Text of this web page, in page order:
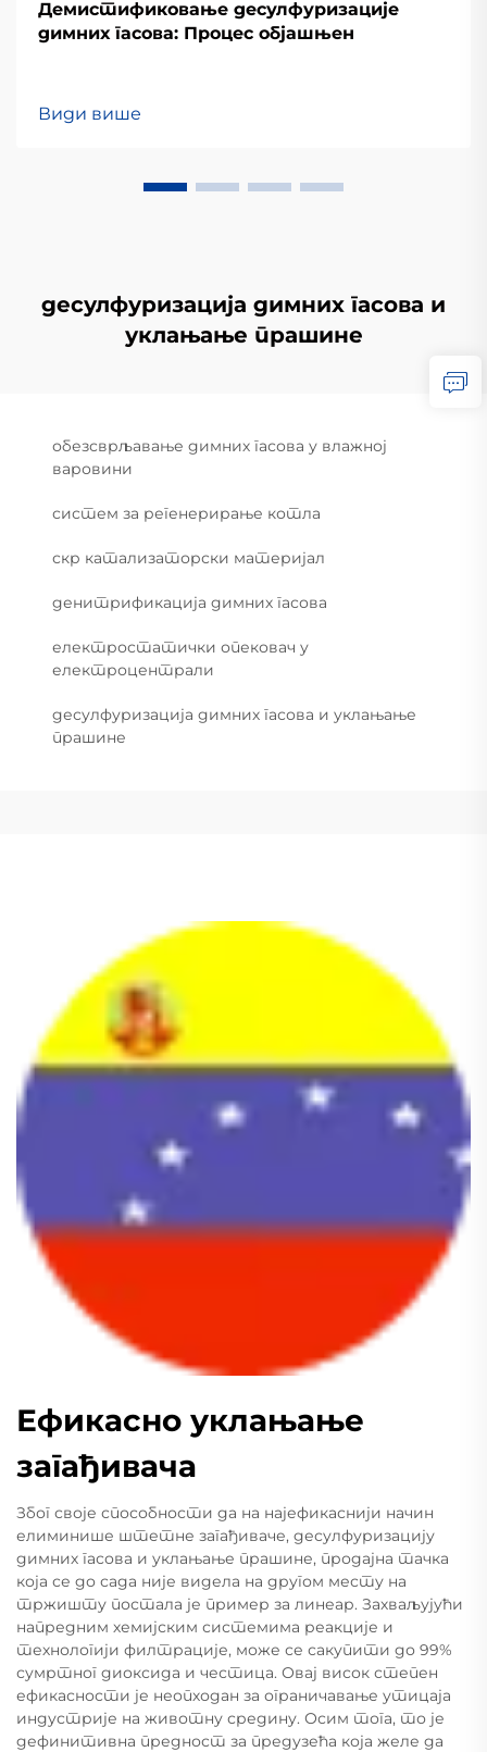
Демистификовање десулфуризације
димних гасова: Процес објашњен
Види више
десулфуризација димних гасова и
уклањање прашине
обезсврљавање димних гасова у влажној
варовини
систем за регенерирање котла
скр катализаторски материјал
денитрификација димних гасова
електростатички опековач у
електроцентрали
десулфуризација димних гасова и уклањање
прашине
Ефикасно уклањање
загађивача
Због своје способности да на најефикаснији начин
елиминише штетне загађиваче, десулфуризацију
димних гасова и уклањање прашине, продајна тачка
која се до сада није видела на другом месту на
тржишту постала је пример за линеар. Захваљујући
напредним хемијским системима реакције и
технологији филтрације, може се сакупити до 99%
сумртног диоксида и честица. Овај висок степен
ефикасности је неопходан за ограничавање утицаја
индустрије на животну средину. Осим тога, то је
дефинитивна предност за предузећа која желе да